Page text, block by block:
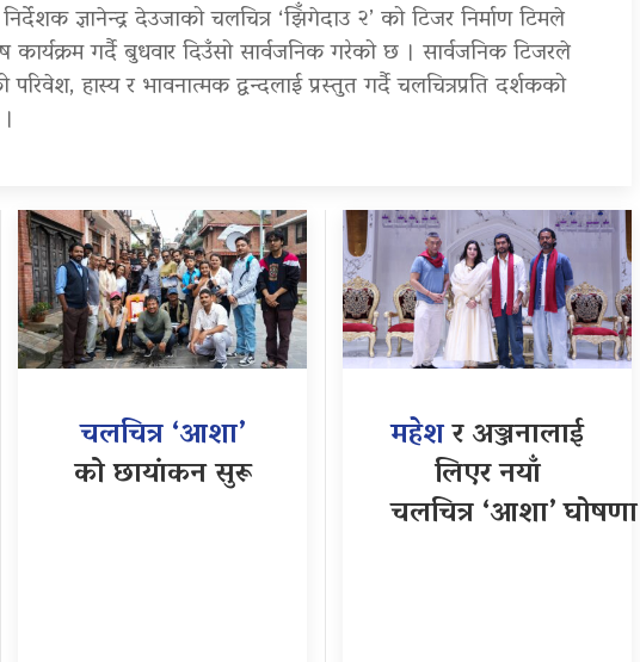
ज्ञानेन्द्र देउजाको चलचित्र ‘झिँगेदाउ २’ को टिजर निर्माण टिमले
गर्दै बुधवार दिउँसो सार्वजनिक गरेको छ । सार्वजनिक टिजरले
हास्य र भावनात्मक द्वन्दलाई प्रस्तुत गर्दै चलचित्रप्रति दर्शकको
चलचित्र ‘आशा’
को छायांकन सुरू
महेशर अञ्जनालाई
लिएर नयाँ
चलचित्र ‘आशा’ घोषणा